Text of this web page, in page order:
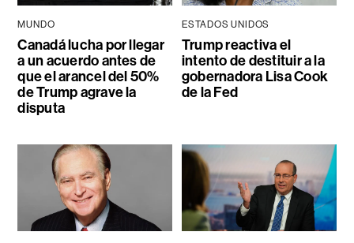
MUNDO
Canadá lucha por llegar
a un acuerdo antes de
que el arancel del 50%
de Trump agrave la
disputa
ESTADOS UNIDOS
Trump reactiva el
intento de destituir a la
gobernadora Lisa Cook
de la Fed